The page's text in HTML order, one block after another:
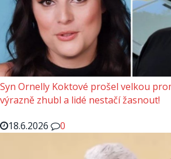
Syn Ornelly Koktové prošel velkou
výrazně zhubl a lidé nestačí žasnout!
18.6.2026
0